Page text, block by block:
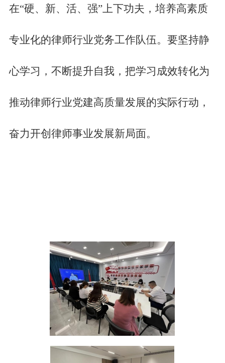
在“硬、新、活、强”上下功夫，培养高素质
专业化的律师行业党务工作队伍。要坚持静
心学习，不断提升自我，把学习成效转化为
推动律师行业党建高质量发展的实际行动，
奋力开创律师事业发展新局面。